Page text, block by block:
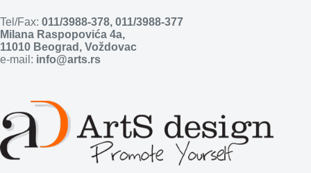
Tel/Fax: 011/3988-378, 011/3988-377
Milana Raspopovića 4a,
11010 Beograd, Voždovac
e-mail: info@arts.rs